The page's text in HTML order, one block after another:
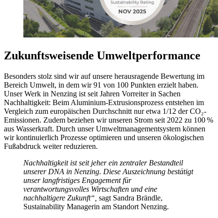
Zukunftsweisende Umweltperformance
Besonders stolz sind wir auf unsere herausragende Bewertung im
Bereich Umwelt, in dem wir 91 von 100 Punkten erzielt haben.
Unser Werk in Nenzing ist seit Jahren Vorreiter in Sachen
Nachhaltigkeit: Beim Aluminium-Extrusionsprozess entstehen im
Vergleich zum europäischen Durchschnitt nur etwa 1/12 der CO₂-
Emissionen. Zudem beziehen wir unseren Strom seit 2022 zu 100 %
aus Wasserkraft. Durch unser Umweltmanagementsystem können
wir kontinuierlich Prozesse optimieren und unseren ökologischen
Fußabdruck weiter reduzieren.
Nachhaltigkeit ist seit jeher ein zentraler Bestandteil
unserer DNA in Nenzing. Diese Auszeichnung bestätigt
unser langfristiges Engagement für
verantwortungsvolles Wirtschaften und eine
nachhaltigere Zukunft“, sagt Sandra Brändle,
Sustainability Managerin am Standort Nenzing.